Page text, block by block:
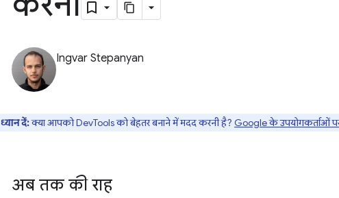
Ingvar Stepanyan
ध्यान दें:क्या आपको DevTools को बेहतर बनाने में मदद करनी है? Google के उपयोगकर्ताओं पर
अब तक की राह